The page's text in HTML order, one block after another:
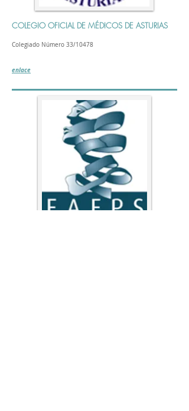
COLEGIO OFICIAL DE MÉDICOS DE ASTURIAS
Colegiado Número 33/10478
enlace